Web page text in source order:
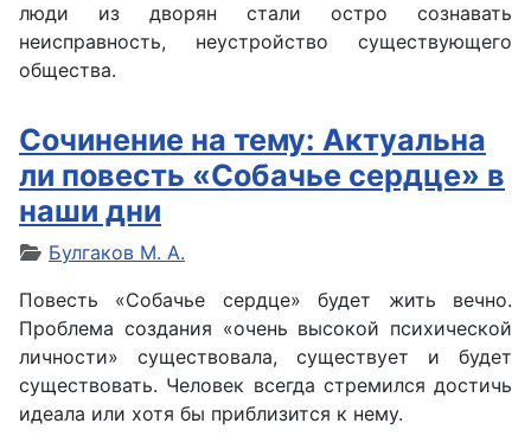
люди из дворян стали остро сознавать
неисправность, неустройство существующего
общества.
Сочинение на тему: Актуальна
ли повесть «Собачье сердце» в
наши дни
Булгаков М. А.
Повесть «Собачье сердце» будет жить вечно.
Проблема создания «очень высокой психической
личности» существовала, существует и будет
существовать. Человек всегда стремился достичь
идеала или хотя бы приблизится к нему.